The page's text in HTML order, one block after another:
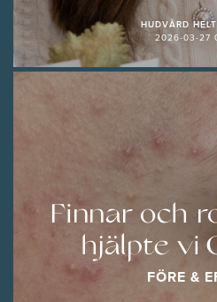
HUDVÅRD
2026-03-27
Finnar och
hjälpte vi
FÖRE &